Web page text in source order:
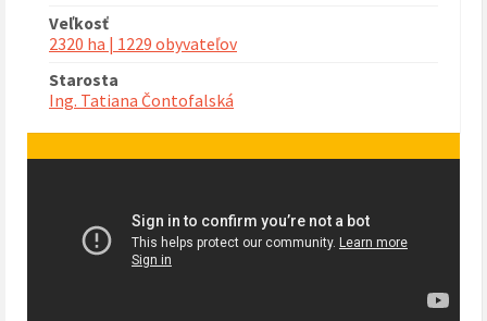
Veľkosť
2320 ha | 1229 obyvateľov
Starosta
Ing. Tatiana Čontofalská